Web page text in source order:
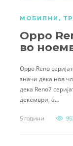
МОБИЛНИ ,
Oppo
во
Oppo Reno
значи дека нов
дека Reno7
декември, а…
5 години